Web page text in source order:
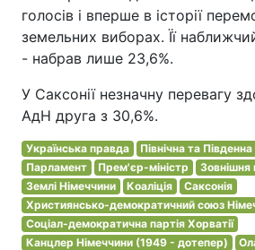
голосів і вперше в історії
земельних виборах. Її
- набрав лише 23,6%.
У Саксонії незначну перевагу
АдН друга з 30,6%.
Українська правда Північна та
Парламент
Прем'єр-міністр
Зовнішня
Землі Німеччини
Коаліція
Саксонія
Християнсько-демократичний союз
Соціал-демократична партія Хорватії
Канцлер Німеччини (1949 - дотепер)